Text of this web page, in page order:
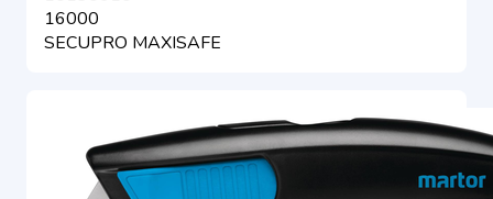
16000
SECUPRO MAXISAFE